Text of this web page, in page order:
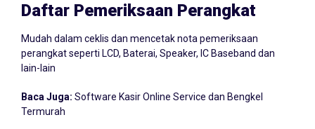
Daftar Pemeriksaan Perangkat
Mudah dalam ceklis dan mencetak nota pemeriksaan
perangkat seperti LCD, Baterai, Speaker, IC Baseband dan
lain-lain
Baca Juga: Software Kasir Online Service dan Bengkel
Termurah